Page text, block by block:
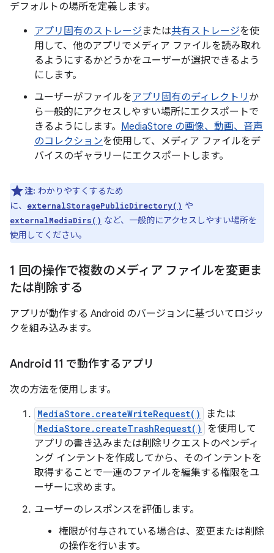
デフォルトの場所を定義します。
アプリ固有のストレージ または共有ストレージを使
用して、他のアプリでメディア ファイルを読み取れ
るようにするかどうかをユーザーが選択できるよう
にします。
ユーザーがファイルをアプリ固有のディレクトリ か
ら一般的にアクセスしやすい場所にエクスポートで
きるようにします。 MediaStore の画像、動画、音声
のコレクションを使用して、メディア ファイルをデ
バイスのギャラリーにエクスポートします。
注: わかりやすくするため
に、
externalStoragePublicDirectory() や
externalMediaDirs() など、一般的にアクセスしやすい場所を
使用してください。
1 回の操作で複数のメディア ファイルを変更ま
たは削除する
アプリが動作する Android のバージョンに基づいてロジッ
クを組み込みます。
Android 11 で動作するアプリ
次の方法を使用します。
MediaStore.createWriteRequest() または
MediaStore.createTrashRequest()
を使用して
アプリの書き込みまたは削除リクエストのペンディ
ング インテントを作成してから、そのインテントを
取得することで一連のファイルを編集する権限をユ
ーザーに求めます。
ユーザーのレスポンスを評価します。
権限が付与されている場合は、変更または削除
の操作を行います。